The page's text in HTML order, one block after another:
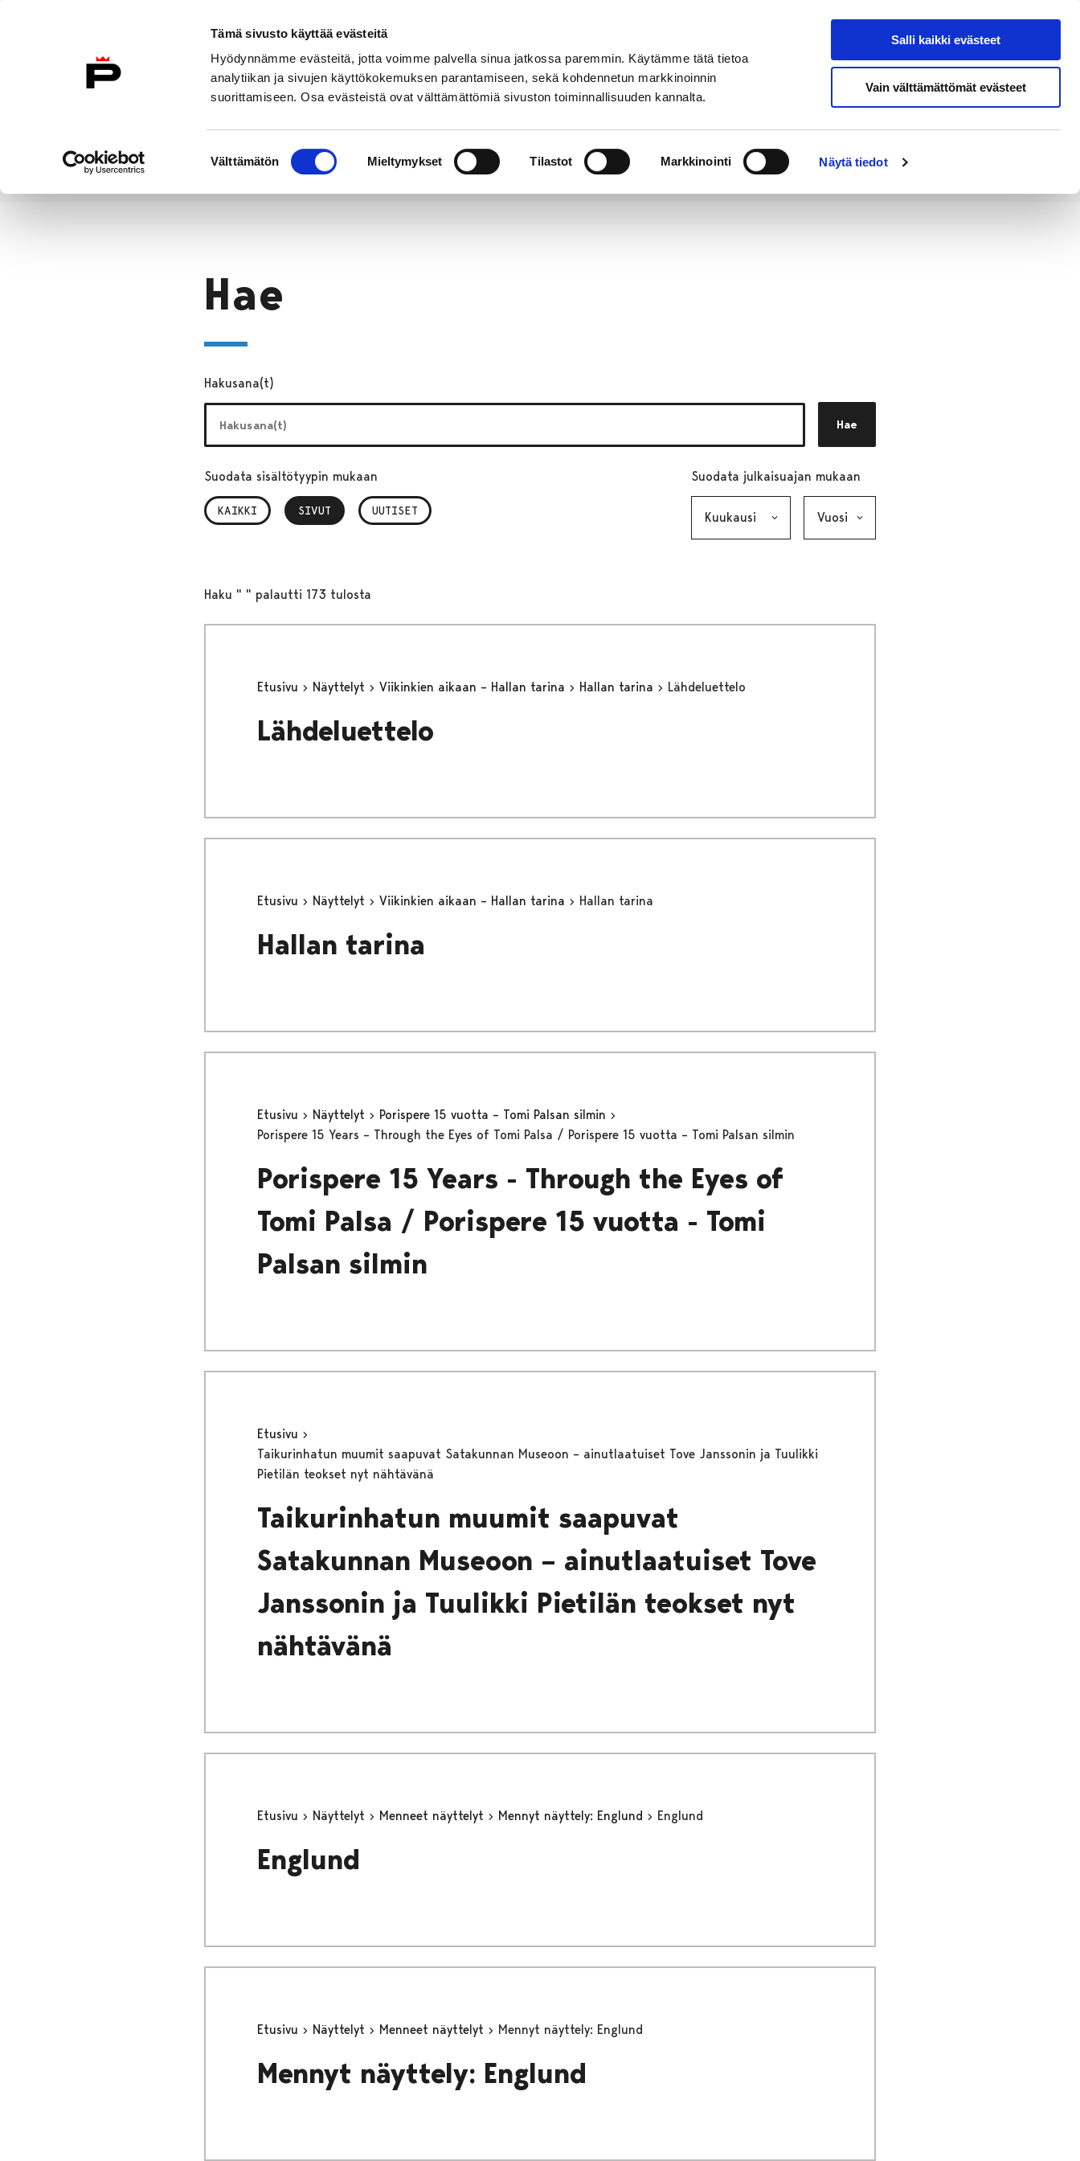
Tämä sivusto käyttää evästeitä
Hyödynnämme evästeitä, jotta voimme palvella sinua jatkossa paremmin. Käytämme tätä tietoa
analytiikan ja sivujen käyttökokemuksen parantamiseen, sekä kohdennetun markkinoinnin
suorittamiseen. Osa evästeistä ovat välttämättömiä sivuston toiminnallisuuden kannalta.
valinta
Välttämätön Mieltymykset Tilastot Markkinointi Näytä tiedot
Salli kaikki evästeet
Vain välttämättömät evästeet
Etusivulle
Hae sivustolta
Etusivu
Hae
Hakusana(t)
Hae
Suodata sisältötyypin mukaan
KAIKKI SIVUT
, VALITTU UUTISET
Suodata julkaisuajan mukaan
Haku " " palautti 173 tulosta
Etusivu Näyttelyt Viikinkien aikaan – Hallan tarina Hallan tarina Lähdeluettelo
Lähdeluettelo
Etusivu Näyttelyt Viikinkien aikaan – Hallan tarina Hallan tarina
Hallan tarina
Etusivu Näyttelyt
Porispere 15 vuotta – Tomi Palsan silmin
Porispere 15 Years – Through the Eyes of Tomi Palsa / Porispere 15 vuotta – Tomi Palsan silmin
Porispere 15 Years - Through the Eyes of
Tomi Palsa / Porispere 15 vuotta - Tomi
Palsan silmin
Etusivu
Taikurinhatun muumit saapuvat Satakunnan Museoon – ainutlaatuiset Tove Janssonin ja Tuulikki
Pietilän teokset nyt nähtävänä
Taikurinhatun muumit saapuvat
Satakunnan Museoon – ainutlaatuiset Tove
Janssonin ja Tuulikki Pietilän teokset nyt
nähtävänä
Etusivu Näyttelyt Menneet näyttelyt Mennyt näyttely: Englund Englund
Englund
Etusivu Näyttelyt Menneet näyttelyt Mennyt näyttely: Englund
Mennyt näyttely: Englund